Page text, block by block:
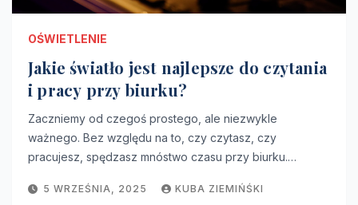
OŚWIETLENIE
Jakie światło jest najlepsze do czytania
i pracy przy biurku?
Zaczniemy od czegoś prostego, ale niezwykle
ważnego. Bez względu na to, czy czytasz, czy
pracujesz, spędzasz mnóstwo czasu przy biurku.…
5 WRZEŚNIA, 2025 KUBA ZIEMIŃŚKI